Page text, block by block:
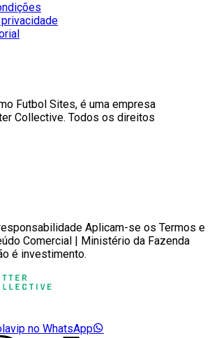
Futbol Sites, é uma empresa
Collective. Todos os direitos
Aplicam-se os Termos e
Comercial | Ministério da Fazenda
é investimento.
no WhatsApp